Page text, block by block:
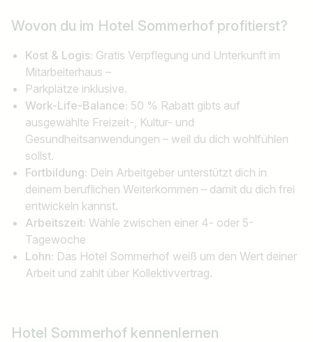
Wovon du im Hotel Sommerhof profitierst?
Kost & Logis: Gratis Verpflegung und Unterkunft im
Mitarbeiterhaus –
Parkplätze inklusive.
Work-Life-Balance: 50 % Rabatt gibts auf
ausgewählte Freizeit-, Kultur- und
Gesundheitsanwendungen – weil du dich wohlfühlen
sollst.
Fortbildung: Dein Arbeitgeber unterstützt dich in
deinem beruflichen Weiterkommen – damit du dich frei
entwickeln kannst.
Arbeitszeit: Wähle zwischen einer 4- oder 5-
Tagewoche
Lohn: Das Hotel Sommerhof weiß um den Wert deiner
Arbeit und zahlt über Kollektivvertrag.
Hotel Sommerhof kennenlernen